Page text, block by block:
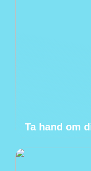
Ta hand om